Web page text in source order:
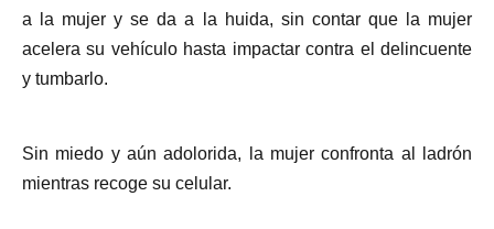
a la mujer y se da a la huida, sin contar que la mujer
acelera su vehículo hasta impactar contra el delincuente
y tumbarlo.
Sin miedo y aún adolorida, la mujer confronta al ladrón
mientras recoge su celular.